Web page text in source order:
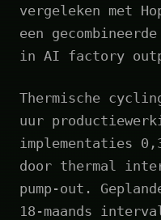
vergeleken met
een
in AI factory
Thermische
uur
implementaties
door thermal
pump‑out.
18‑maands